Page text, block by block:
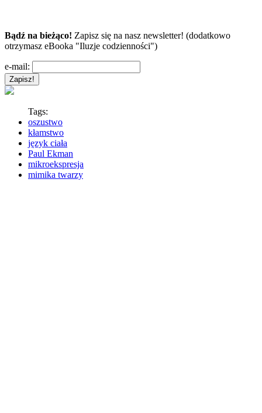
Bądź na bieżąco! Zapisz się na nasz newsletter! (dodatkowo
otrzymasz eBooka "Iluzje codzienności")
e-mail:
Tags:
oszustwo
kłamstwo
język ciała
Paul Ekman
mikroekspresja
mimika twarzy